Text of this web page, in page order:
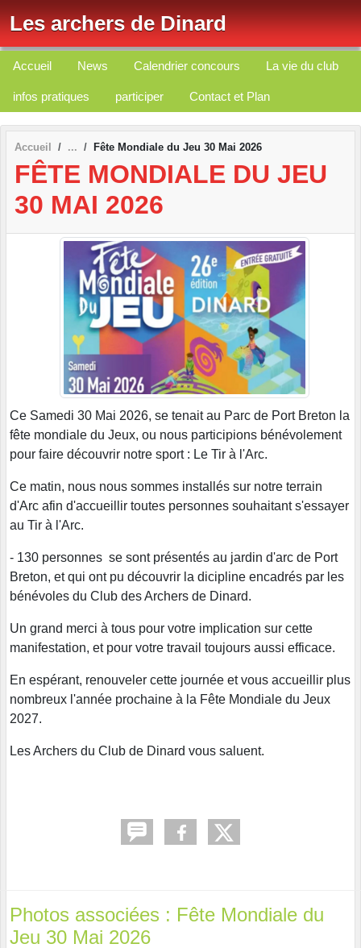
Les archers de Dinard
Accueil News Calendrier concours La vie du club
infos pratiques participer Contact et Plan
Accueil Fête Mondiale du Jeu 30 Mai 2026
FÊTE MONDIALE DU JEU
30 MAI 2026
Ce Samedi 30 Mai 2026, se tenait au Parc de Port Breton la
fête mondiale du Jeux, ou nous participions bénévolement
pour faire découvrir notre sport : Le Tir à l'Arc.
Ce matin, nous nous sommes installés sur notre terrain
d'Arc afin d'accueillir toutes personnes souhaitant s'essayer
au Tir à l'Arc.
- 130 personnes se sont présentés au jardin d'arc de Port
Breton, et qui ont pu découvrir la dicipline encadrés par les
bénévoles du Club des Archers de Dinard.
Un grand merci à tous pour votre implication sur cette
manifestation, et pour votre travail toujours aussi efficace.
En espérant, renouveler cette journée et vous accueillir plus
nombreux l'année prochaine à la Fête Mondiale du Jeux
2027.
Les Archers du Club de Dinard vous saluent.
Photos associées : Fête Mondiale du
Jeu 30 Mai 2026